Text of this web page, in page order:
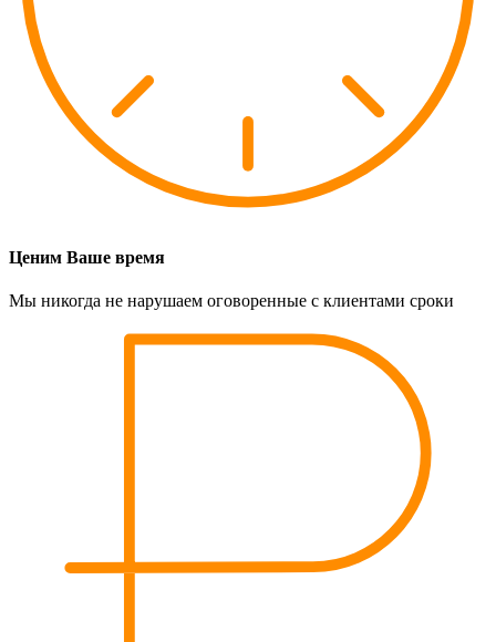
Ценим Ваше время
Мы никогда не нарушаем оговоренные с клиентами сроки